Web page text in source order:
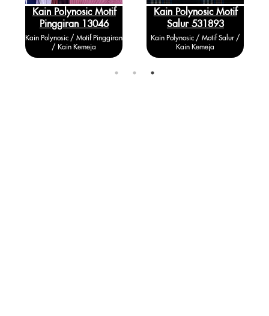
Kain Polynosic Motif
Pinggiran 13046
Kain Polynosic / Motif Pinggiran
/ Kain Kemeja
Kain Polynosic Motif
Salur 531893
Kain Polynosic / Motif Salur /
Kain Kemeja